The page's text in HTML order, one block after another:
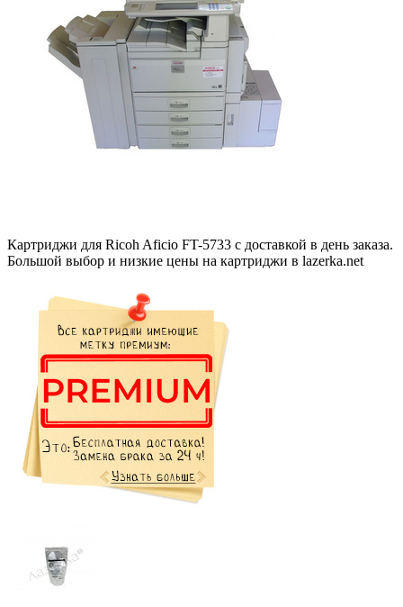
Картриджи для Ricoh Aficio FT-5733 с доставкой в день заказа.
Большой выбор и низкие цены на картриджи в lazerka.net